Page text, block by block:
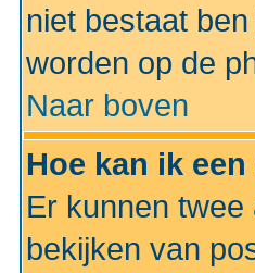
niet bestaat
worden op de
Naar boven
Hoe kan ik
Er kunnen
bekijken van